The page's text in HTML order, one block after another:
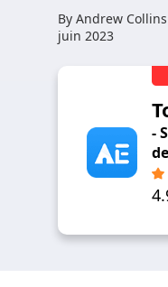
By Andrew Collins
juin 2023
-